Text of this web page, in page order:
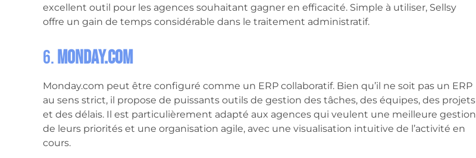
excellent outil pour les agences souhaitant gagner en efficacité. Simple à utiliser, Sellsy
offre un gain de temps considérable dans le traitement administratif.
6.Monday.com
Monday.com peut être configuré comme un ERP collaboratif. Bien qu’il ne soit pas un ERP
au sens strict, il propose de puissants outils de gestion des tâches, des équipes, des projets
et des délais. Il est particulièrement adapté aux agences qui veulent une meilleure gestion
de leurs priorités et une organisation agile, avec une visualisation intuitive de l’activité en
cours.